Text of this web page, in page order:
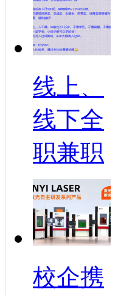
线上、
线下全
职兼职
校企携